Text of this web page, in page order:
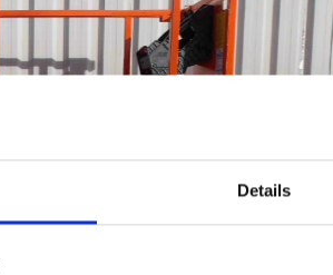
Details